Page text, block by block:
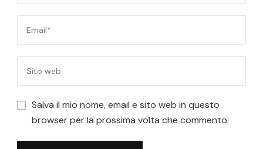
Salva il mio nome, email e sito web in questo
browser per la prossima volta che commento.